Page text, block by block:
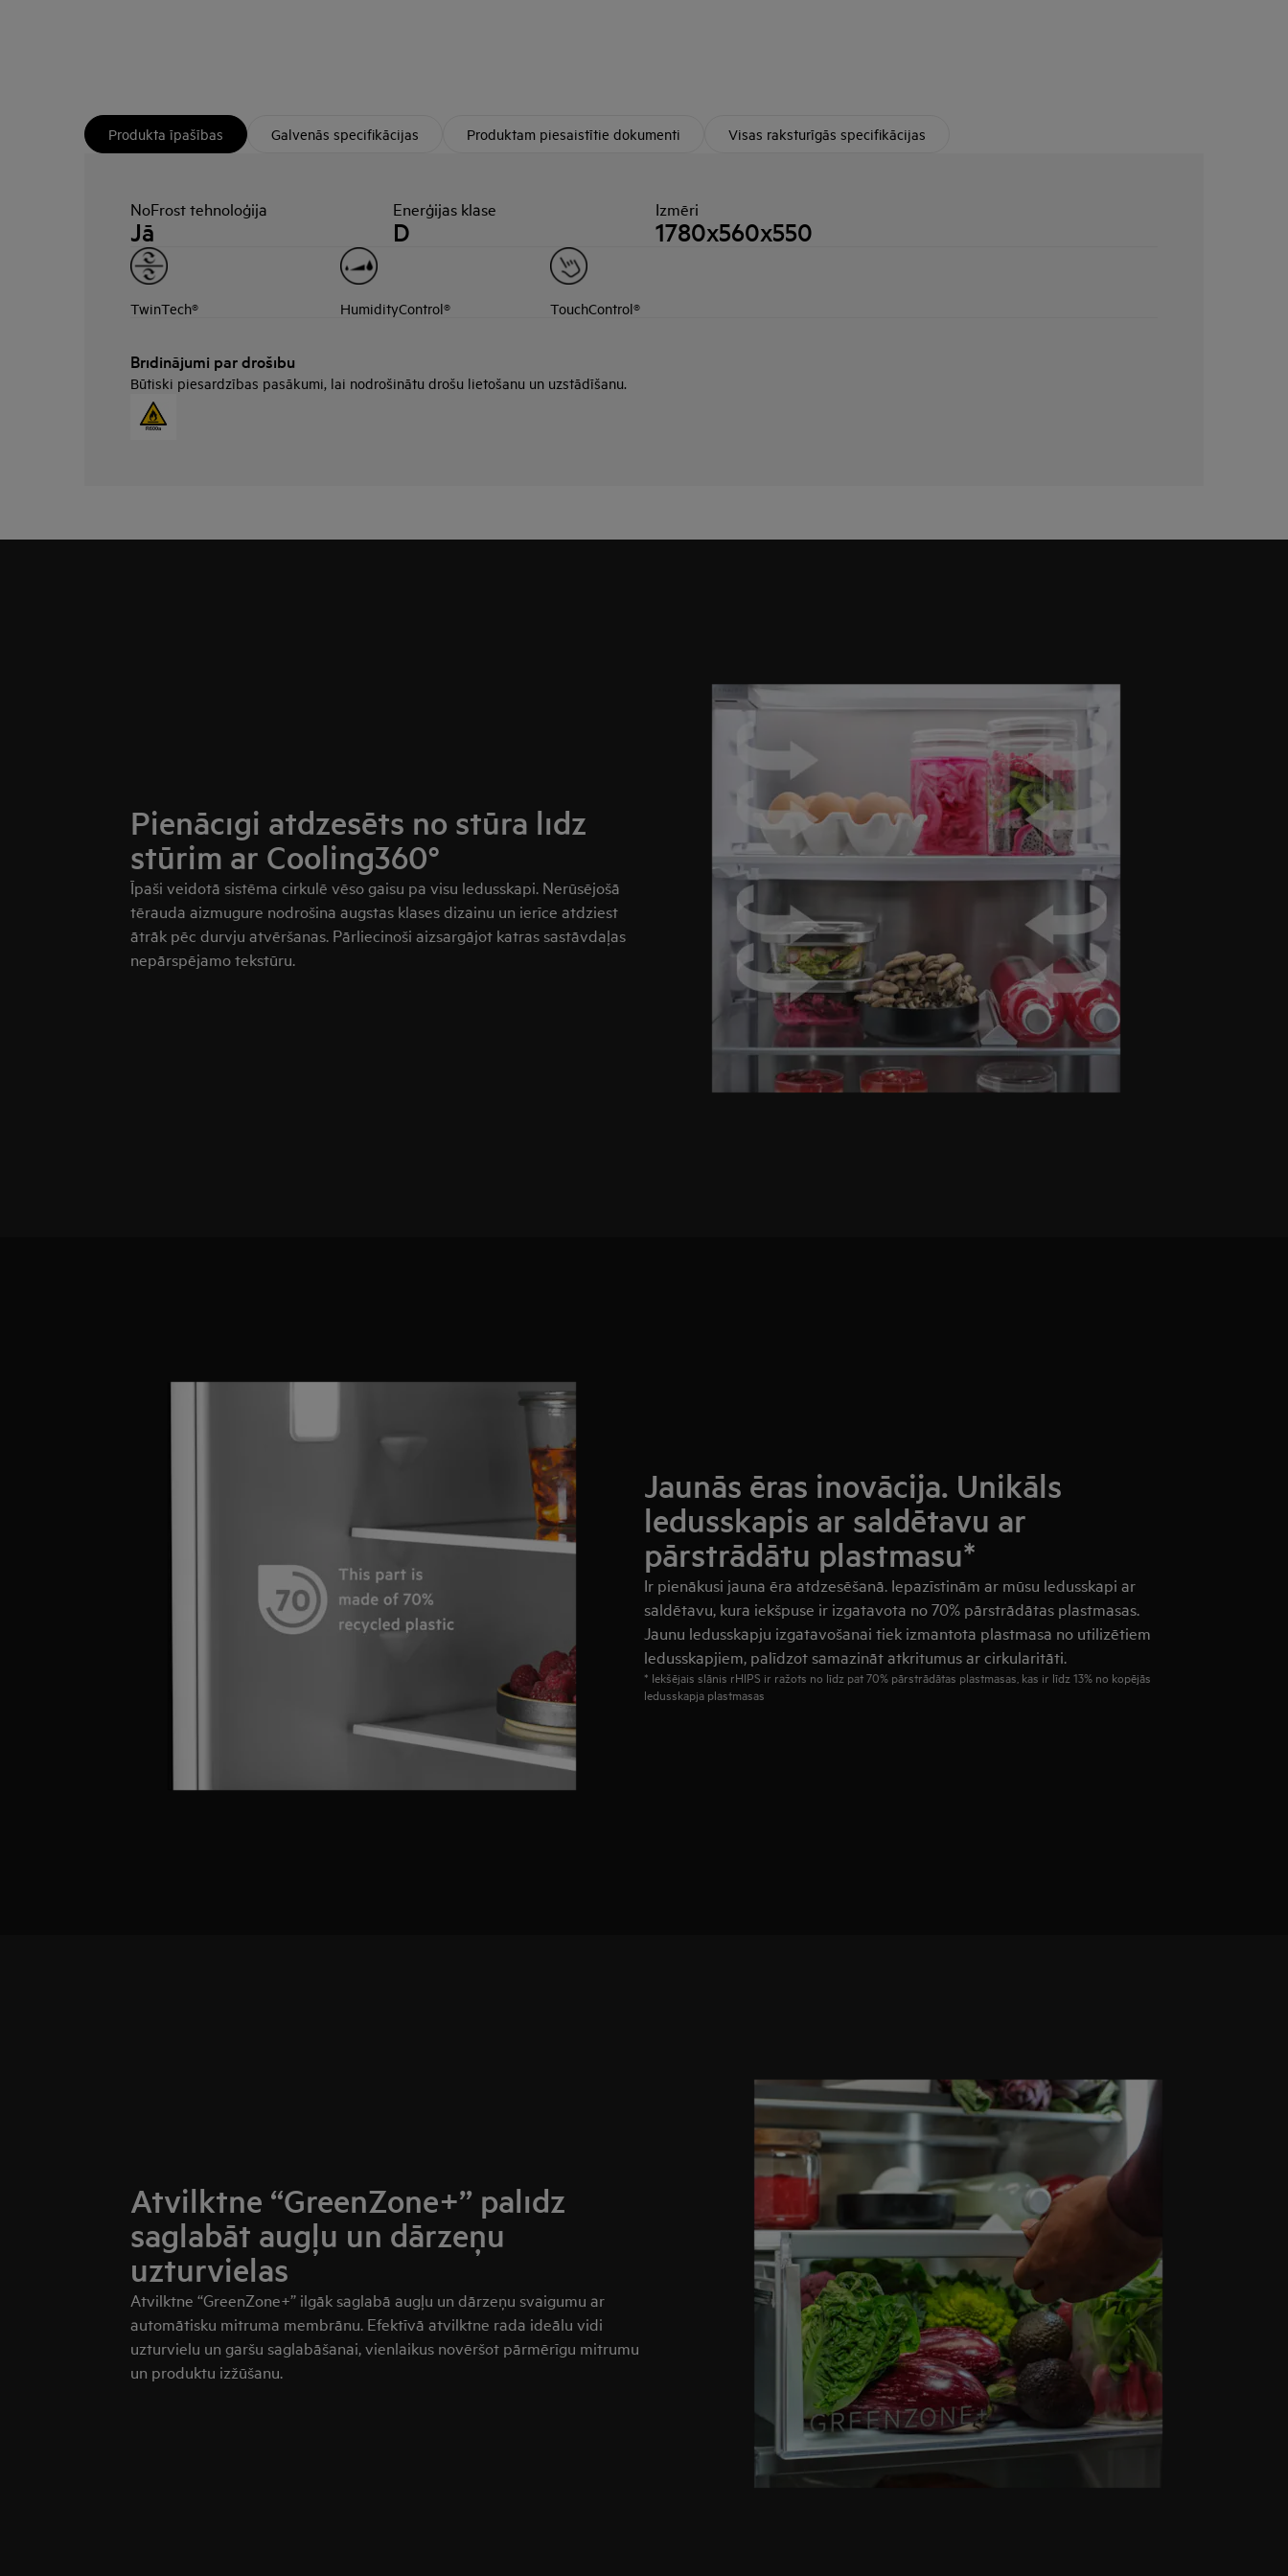
Produkta īpašības Galvenās specifikācijas Produktam piesaistītie dokumenti Visas raksturīgās specifikācijas
NoFrost tehnoloģija
Jā
Enerģijas klase
D
Izmēri
1780x560x550
TwinTech® HumidityControl® TouchControl®
Brīdinājumi par drošību
Būtiski piesardzības pasākumi, lai nodrošinātu drošu lietošanu un uzstādīšanu.
Pienācīgi atdzesēts no stūra līdz
stūrim ar Cooling360°
Īpaši veidotā sistēma cirkulē vēso gaisu pa visu ledusskapi. Nerūsējošā
tērauda aizmugure nodrošina augstas klases dizainu un ierīce atdziest
ātrāk pēc durvju atvēršanas. Pārliecinoši aizsargājot katras sastāvdaļas
nepārspējamo tekstūru.
Jaunās ēras inovācija. Unikāls
ledusskapis ar saldētavu ar
pārstrādātu plastmasu*
Ir pienākusi jauna ēra atdzesēšanā. Iepazīstinām ar mūsu ledusskapi ar
saldētavu, kura iekšpuse ir izgatavota no 70% pārstrādātas plastmasas.
Jaunu ledusskapju izgatavošanai tiek izmantota plastmasa no utilizētiem
ledusskapjiem, palīdzot samazināt atkritumus ar cirkularitāti.
* Iekšējais slānis rHIPS ir ražots no līdz pat 70% pārstrādātas plastmasas, kas ir līdz 13% no kopējās
ledusskapja plastmasas
Atvilktne “GreenZone+” palīdz
saglabāt augļu un dārzeņu
uzturvielas
Atvilktne “GreenZone+” ilgāk saglabā augļu un dārzeņu svaigumu ar
automātisku mitruma membrānu. Efektīvā atvilktne rada ideālu vidi
uzturvielu un garšu saglabāšanai, vienlaikus novēršot pārmērīgu mitrumu
un produktu izžūšanu.